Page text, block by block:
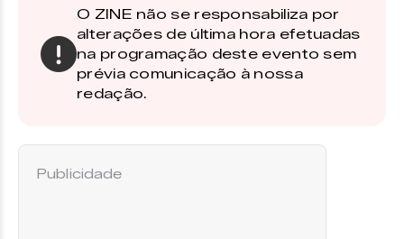
O ZINE não se responsabiliza por
alterações de última hora efetuadas
na programação deste evento sem
prévia comunicação à nossa
redação.
Publicidade